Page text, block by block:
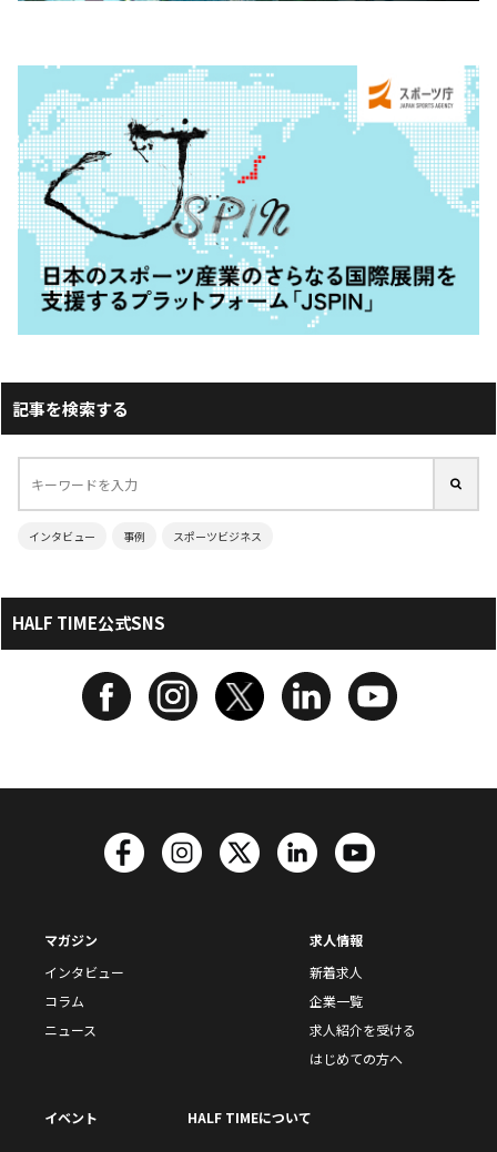
記事を検索する
インタビュー 事例 スポーツビジネス
HALF TIME公式SNS
マガジン
インタビュー
コラム
ニュース
求人情報
新着求人
企業一覧
求人紹介を受ける
はじめての方へ
イベント HALF TIMEについて